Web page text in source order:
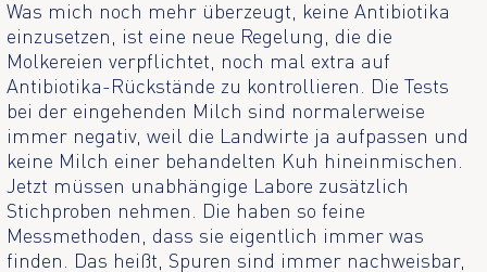
Was mich noch mehr überzeugt, keine Antibiotika
einzusetzen, ist eine neue Regelung, die die
Molkereien verpflichtet, noch mal extra auf
Antibiotika-Rückstände zu kontrollieren. Die Tests
bei der eingehenden Milch sind normalerweise
immer negativ, weil die Landwirte ja aufpassen und
keine Milch einer behandelten Kuh hineinmischen.
Jetzt müssen unabhängige Labore zusätzlich
Stichproben nehmen. Die haben so feine
Messmethoden, dass sie eigentlich immer was
finden. Das heißt, Spuren sind immer nachweisbar,